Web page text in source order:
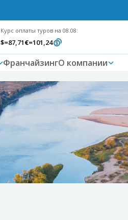
Курс оплаты туров на 08.08:
$=87,71€=101,24
ФранчайзингО компании